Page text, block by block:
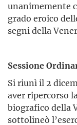
unanimemente
grado eroico
segni della
Sessione
Si riunì il 2
aver ripercorso
biografico della
sottolineò